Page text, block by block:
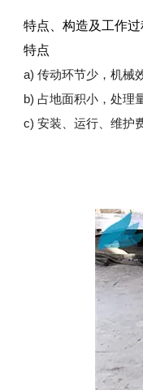
特点、构造及工作
特点
a) 传动环节少，机械
b) 占地面积小，处理
c) 安装、运行、维护